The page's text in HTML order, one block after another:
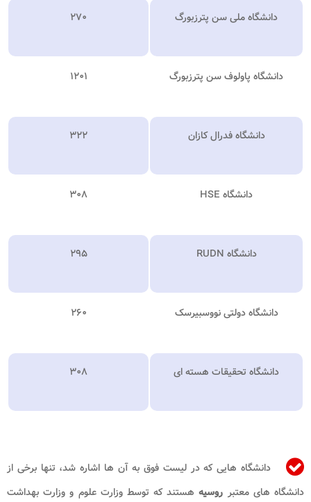
دانشگاه ملی سن پترزبورگ ۲۷۰
دانشگاه پاولوف سن پترزبورگ ۱۲۰۱
دانشگاه فدرال کازان ۳۲۲
دانشگاه HSE ۳۰۸
دانشگاه RUDN ۲۹۵
دانشگاه دولتی نووسبیرسک ۲۶۰
دانشگاه تحقیقات هسته ای ۳۰۸
دانشگاه هایی که در لیست فوق به آن ها اشاره شد، تنها برخی از
دانشگاه های معتبر روسیه هستند که توسط وزارت علوم و وزارت بهداشت